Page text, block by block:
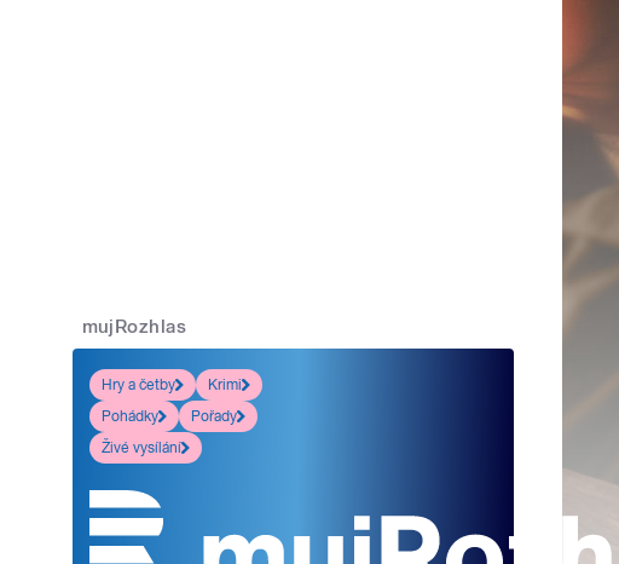
mujRozhlas
Hry a četby
Krimi
Pohádky
Pořady
Živé vysílání